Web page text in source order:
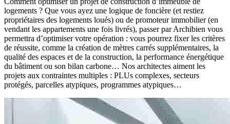
logements ? Que vous ayez une logique de foncière (et restiez
propriétaires des logements loués) ou de promoteur immobilier (en
vendant les appartements une fois livrés), passer par Archibien vous
permettra d’optimiser votre opération : vous pourrez fixer les critères
de réussite, comme la création de mètres carrés supplémentaires, la
qualité des espaces et de la construction, la performance énergétique
du bâtiment ou son bilan carbone… Nos architectes aiment les
projets aux contraintes multiples : PLUs complexes, secteurs
protégés, parcelles atypiques, programmes atypiques…